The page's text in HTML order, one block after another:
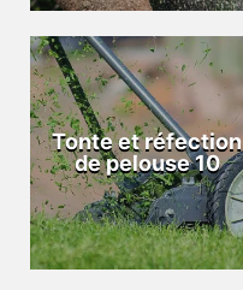
Tonte et réfection
de pelouse 10